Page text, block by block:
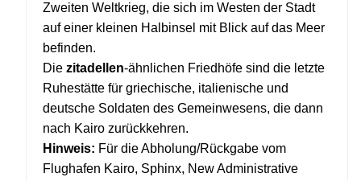
Zweiten Weltkrieg, die sich im Westen der Stadt
auf einer kleinen Halbinsel mit Blick auf das Meer
befinden.
Die zitadellen-ähnlichen Friedhöfe sind die letzte
Ruhestätte für griechische, italienische und
deutsche Soldaten des Gemeinwesens, die dann
nach Kairo zurückkehren.
Hinweis: Für die Abholung/Rückgabe vom
Flughafen Kairo, Sphinx, New Administrative